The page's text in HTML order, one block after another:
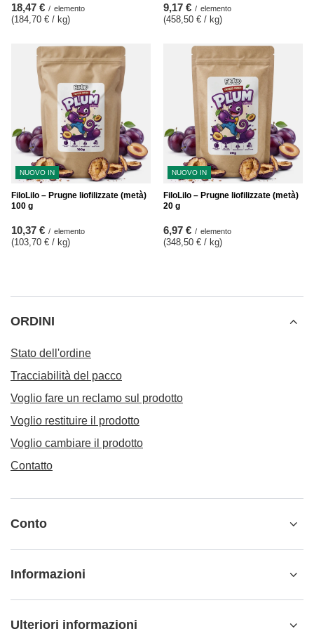
18,47 € / elemento
(184,70 € / kg)
9,17 € / elemento
(458,50 € / kg)
NUOVO IN
FiloLilo – Prugne liofilizzate (metà)
100 g
10,37 € / elemento
(103,70 € / kg)
NUOVO IN
FiloLilo – Prugne liofilizzate (metà)
20 g
6,97 € / elemento
(348,50 € / kg)
ORDINI
Stato dell'ordine
Tracciabilità del pacco
Voglio fare un reclamo sul prodotto
Voglio restituire il prodotto
Voglio cambiare il prodotto
Contatto
Conto
Informazioni
Ulteriori informazioni